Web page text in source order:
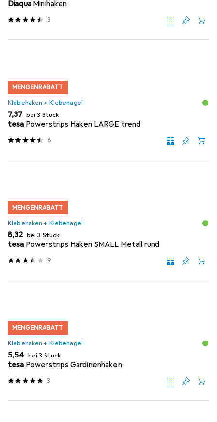
Diaqua Minihaken
3
MENGENRABATT
Klebehaken + Klebenagel
EUR
7,37 bei 3 Stück
tesa Powerstrips Haken LARGE trend
6
MENGENRABATT
Klebehaken + Klebenagel
EUR
8,32 bei 3 Stück
tesa Powerstrips Haken SMALL Metall rund
9
MENGENRABATT
Klebehaken + Klebenagel
EUR
5,54 bei 3 Stück
tesa Powerstrips Gardinenhaken
3